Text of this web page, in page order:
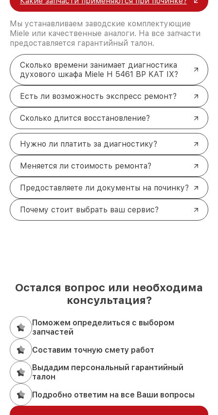
Мы устанавливаем заводские комплектующие
Miele или качественные аналоги. На все запчасти
предоставляется гарантийный талон.
Сколько времени занимает диагностика
духового шкафа Miele H 5461 BP KAT IX?
Есть ли возможность экспресс ремонт?
Сколько длится восстановление?
Нужно ли платить за диагностику?
Меняется ли стоимость ремонта?
Предоставляете ли документы на починку?
Почему стоит выбрать ваш сервис?
Остался вопрос или необходима
консультация?
Поможем определиться с выбором
запчастей
Составим точную смету работ
Выдадим персональный гарантийный
талон
Подробно ответим на все Ваши вопросы